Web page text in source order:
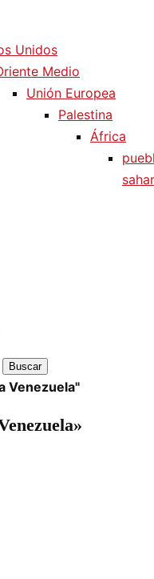
Unidos
Medio
Unión Europea
Palestina
África
Venezuela"